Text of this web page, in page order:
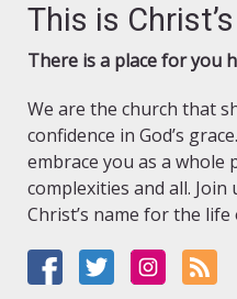
This is
There is a place for you
We are the church that
confidence in God’s
embrace you as a whole
complexities and all. Join
Christ’s name for the